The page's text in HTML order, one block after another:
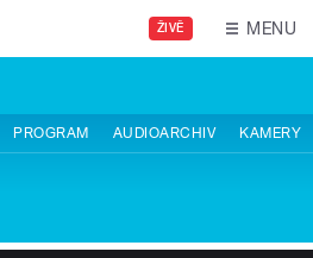
ŽIVĚ MENU
PROGRAM AUDIOARCHIV KAMERY